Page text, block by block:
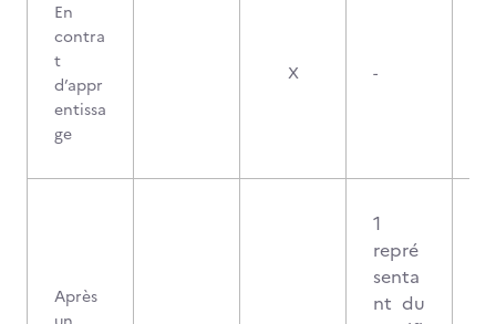
En
contra
t
d’appr
entissa
ge
X -
Après
1
repré
senta
nt du